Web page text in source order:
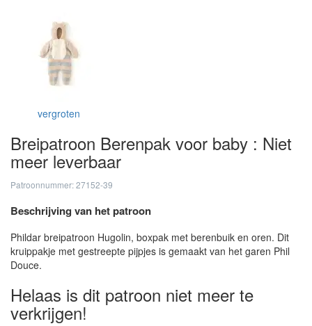
vergroten
Breipatroon Berenpak voor baby : Niet
meer leverbaar
Patroonnummer: 27152-39
Beschrijving van het patroon
Phildar breipatroon Hugolin, boxpak met berenbuik en oren. Dit
kruippakje met gestreepte pijpjes is gemaakt van het garen Phil
Douce.
Helaas is dit patroon niet meer te
verkrijgen!